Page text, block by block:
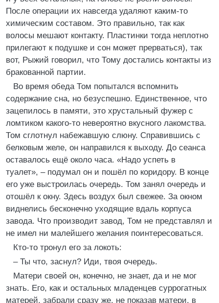
После операции их навсегда удаляют каким-то
химическим составом. Это правильно, так как
волосы мешают контакту. Пластинки тогда неплотно
прилегают к подушке и сон может прерваться), так
вот, Рыжий говорил, что Тому достались контакты из
бракованной партии.
Во время обеда Том попытался вспомнить
содержание сна, но безуспешно. Единственное, что
зацепилось в памяти, это хрустальный фужер с
ломтиком какого-то невероятно вкусного лакомства.
Том сглотнул набежавшую слюну. Справившись с
белковым желе, он направился к выходу. До сеанса
оставалось ещё около часа. «Надо успеть в
туалет», – подумал он и пошёл по коридору. В конце
его уже выстроилась очередь. Том занял очередь и
отошёл к окну. Здесь воздух был свежее. За окном
виднелись бесконечно уходящие вдаль корпуса
завода. Что производит завод, Том не представлял и
не имел ни малейшего желания поинтересоваться.
Кто-то тронул его за локоть:
– Ты что, заснул? Иди, твоя очередь.
Матери своей он, конечно, не знает, да и не мог
знать. Его, как и остальных младенцев суррогатных
матерей, забрали сразу же, не показав матери, в